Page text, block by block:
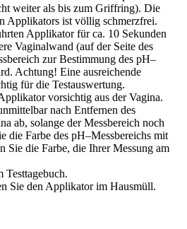
weiter als bis zum Griffring). Die
Applikators ist völlig schmerzfrei.
Applikator für ca. 10 Sekunden
Vaginalwand (auf der Seite des
zur Bestimmung des pH–
Achtung! Eine ausreichende
für die Testauswertung.
vorsichtig aus der Vagina.
nach Entfernen des
ab, solange der Messbereich noch
die Farbe des pH–Messbereichs mit
Sie die Farbe, die Ihrer Messung am
Testtagebuch.
Sie den Applikator im Hausmüll.